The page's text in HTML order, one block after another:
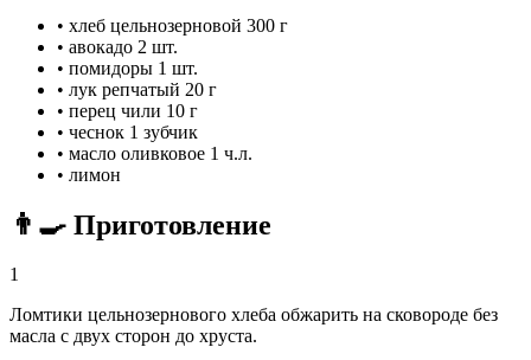
• хлеб цельнозерновой 300 г
• авокадо 2 шт.
• помидоры 1 шт.
• лук репчатый 20 г
• перец чили 10 г
• чеснок 1 зубчик
• масло оливковое 1 ч.л.
• лимон
👨‍🍳 Приготовление
1
Ломтики цельнозернового хлеба обжарить на сковороде без
масла с двух сторон до хруста.